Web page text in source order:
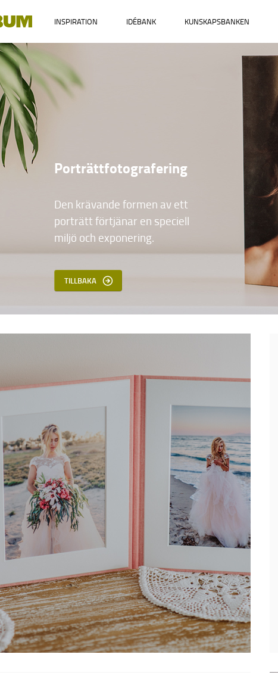
INSPIRATION IDÉBANK KUNSKAPSBANKEN
Porträttfotografering
Den krävande formen av ett
porträtt förtjänar en speciell
miljö och exponering.
TILLBAKA